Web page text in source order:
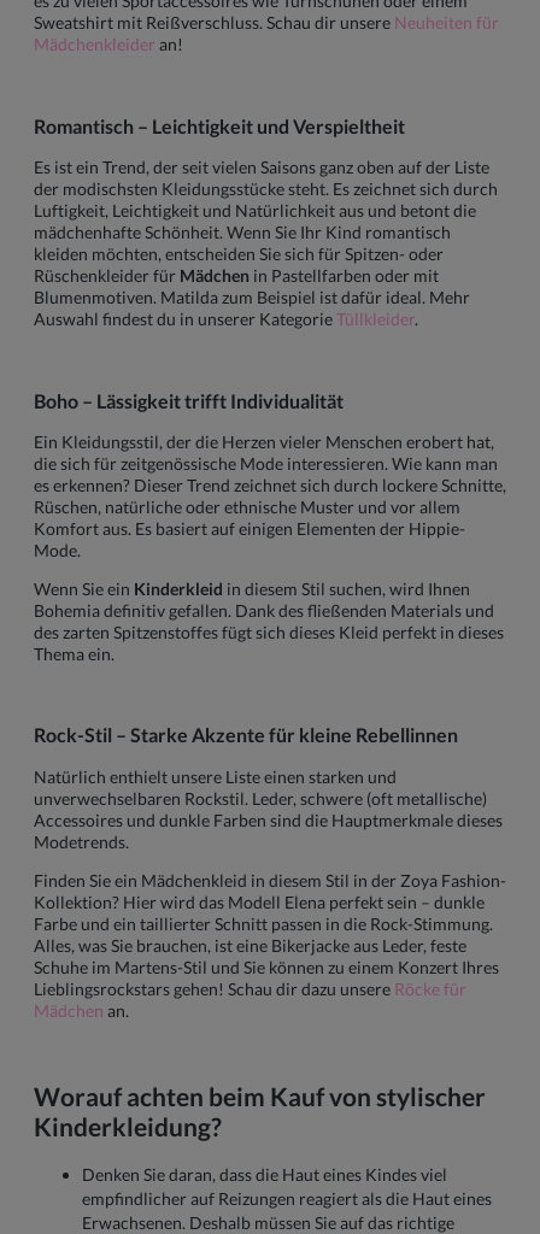
Sweatshirt mit Reißverschluss. Schau dir unsere Neuheiten für
Mädchenkleider an!
Romantisch – Leichtigkeit und Verspieltheit
Es ist ein Trend, der seit vielen Saisons ganz oben auf der Liste
der modischsten Kleidungsstücke steht. Es zeichnet sich durch
Luftigkeit, Leichtigkeit und Natürlichkeit aus und betont die
mädchenhafte Schönheit. Wenn Sie Ihr Kind romantisch
kleiden möchten, entscheiden Sie sich für Spitzen- oder
Rüschenkleider für Mädchen in Pastellfarben oder mit
Blumenmotiven. Matilda zum Beispiel ist dafür ideal. Mehr
Auswahl findest du in unserer KategorieTüllkleider.
Boho – Lässigkeit trifft Individualität
Ein Kleidungsstil, der die Herzen vieler Menschen erobert hat,
die sich für zeitgenössische Mode interessieren. Wie kann man
es erkennen? Dieser Trend zeichnet sich durch lockere Schnitte,
Rüschen, natürliche oder ethnische Muster und vor allem
Komfort aus. Es basiert auf einigen Elementen der Hippie-
Mode.
Wenn Sie ein Kinderkleid in diesem Stil suchen, wird Ihnen
Bohemia definitiv gefallen. Dank des fließenden Materials und
des zarten Spitzenstoffes fügt sich dieses Kleid perfekt in dieses
Thema ein.
Rock-Stil – Starke Akzente für kleine Rebellinnen
Natürlich enthielt unsere Liste einen starken und
unverwechselbaren Rockstil. Leder, schwere (oft metallische)
Accessoires und dunkle Farben sind die Hauptmerkmale dieses
Modetrends.
Finden Sie ein Mädchenkleid in diesem Stil in der Zoya Fashion-
Kollektion? Hier wird das Modell Elena perfekt sein – dunkle
Farbe und ein taillierter Schnitt passen in die Rock-Stimmung.
Alles, was Sie brauchen, ist eine Bikerjacke aus Leder, feste
Schuhe im Martens-Stil und Sie können zu einem Konzert Ihres
Lieblingsrockstars gehen! Schau dir dazu unsere Röcke für
Mädchen an.
Worauf achten beim Kauf von stylischer
Kinderkleidung?
Denken Sie daran, dass die Haut eines Kindes viel
empfindlicher auf Reizungen reagiert als die Haut eines
Erwachsenen. Deshalb müssen Sie auf das richtige